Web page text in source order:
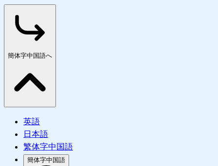
簡体字中国語へ
英語
日本語
繁体字中国語
簡体字中国語